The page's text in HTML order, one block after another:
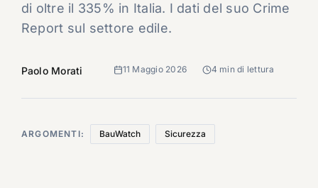
di oltre il 335% in Italia. I dati del suo Crime
Report sul settore edile.
Paolo Morati 11 Maggio 2026 4 min di lettura
ARGOMENTI: BauWatch Sicurezza